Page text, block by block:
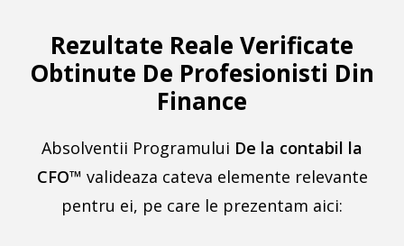
Rezultate Reale Verificate
Obtinute De Profesionisti Din
Finance
Absolventii Programului De la contabil la
CFO™ valideaza cateva elemente relevante
pentru ei, pe care le prezentam aici: